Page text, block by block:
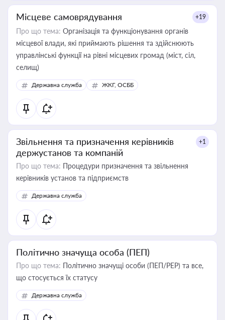
Місцеве самоврядування +19
Про що тема: Організація та функціонування органів
місцевої влади, які приймають рішення та здійснюють
управлінські функції на рівні місцевих громад (міст, сіл,
селищ)
Державна служба ЖКГ, ОСББ
Звільнення та призначення керівників
держустанов та компаній
+1
Про що тема: Процедури призначення та звільнення
керівників установ та підприємств
Державна служба
Політично значуща особа (ПЕП)
Про що тема: Політично значущі особи (ПЕП/PEP) та все,
що стосується їх статусу
Державна служба